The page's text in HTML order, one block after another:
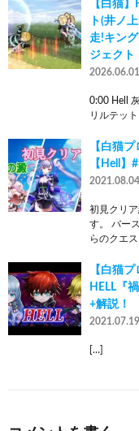
【白猫
ト(井ノ
走!キン
ジェクト
2026.06.01
0:00 Hell
リルテッ
【白猫
【Hell】
2021.08.04
初見クリ
す。 バー
らのクエ
【白猫
HELL『
+解説！
2021.07.19
[…]